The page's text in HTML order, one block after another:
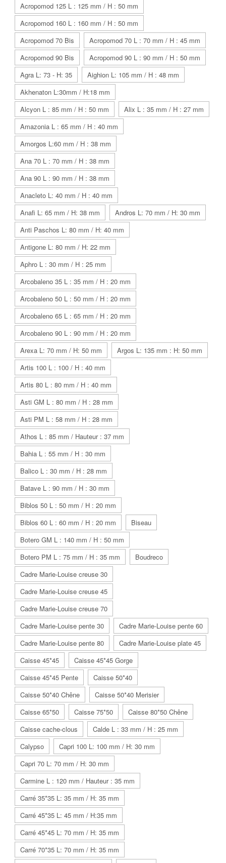
Acropomod 125 L : 125 mm / H : 50 mm
Acropomod 160 L : 160 mm / H : 50 mm
Acropomod 70 Bis
Acropomod 70 L : 70 mm / H : 45 mm
Acropomod 90 Bis
Acropomod 90 L : 90 mm / H : 50 mm
Agra L: 73 - H: 35
Aighion L: 105 mm / H : 48 mm
Akhenaton L:30mm / H:18 mm
Alcyon L : 85 mm / H : 50 mm
Alix L : 35 mm / H : 27 mm
Amazonia L : 65 mm / H : 40 mm
Amorgos L:60 mm / H : 38 mm
Ana 70 L : 70 mm / H : 38 mm
Ana 90 L : 90 mm / H : 38 mm
Anacleto L: 40 mm / H : 40 mm
Anafi L: 65 mm / H: 38 mm
Andros L: 70 mm / H: 30 mm
Anti Paschos L: 80 mm / H: 40 mm
Antigone L: 80 mm / H: 22 mm
Aphro L : 30 mm / H : 25 mm
Arcobaleno 35 L : 35 mm / H : 20 mm
Arcobaleno 50 L : 50 mm / H : 20 mm
Arcobaleno 65 L : 65 mm / H : 20 mm
Arcobaleno 90 L : 90 mm / H : 20 mm
Arexa L: 70 mm / H: 50 mm
Argos L: 135 mm : H: 50 mm
Artis 100 L : 100 / H : 40 mm
Artis 80 L : 80 mm / H : 40 mm
Asti GM L : 80 mm / H : 28 mm
Asti PM L : 58 mm / H : 28 mm
Athos L : 85 mm / Hauteur : 37 mm
Bahia L : 55 mm / H : 30 mm
Balico L : 30 mm / H : 28 mm
Batave L : 90 mm / H : 30 mm
Biblos 50 L : 50 mm / H : 20 mm
Biblos 60 L : 60 mm / H : 20 mm
Biseau
Botero GM L : 140 mm / H : 50 mm
Botero PM L : 75 mm / H : 35 mm
Boudreco
Cadre Marie-Louise creuse 30
Cadre Marie-Louise creuse 45
Cadre Marie-Louise creuse 70
Cadre Marie-Louise pente 30
Cadre Marie-Louise pente 60
Cadre Marie-Louise pente 80
Cadre Marie-Louise plate 45
Caisse 45*45
Caisse 45*45 Gorge
Caisse 45*45 Pente
Caisse 50*40
Caisse 50*40 Chêne
Caisse 50*40 Merisier
Caisse 65*50
Caisse 75*50
Caisse 80*50 Chêne
Caisse cache-clous
Calde L : 33 mm / H : 25 mm
Calypso
Capri 100 L: 100 mm / H: 30 mm
Capri 70 L: 70 mm / H: 30 mm
Carmine L : 120 mm / Hauteur : 35 mm
Carré 35*35 L: 35 mm / H: 35 mm
Carré 45*35 L: 45 mm / H:35 mm
Carré 45*45 L: 70 mm / H: 35 mm
Carré 70*35 L: 70 mm / H: 35 mm